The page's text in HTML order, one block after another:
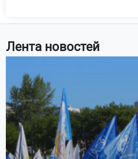
Лента новостей